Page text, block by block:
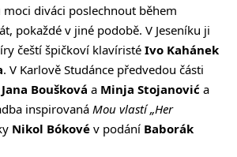
diváci poslechnout během
pokaždé v jiné podobě. V Jeseníku ji
čeští špičkoví klavíristé Ivo Kahánek
. V Karlově Studánce předvedou části
Jana Boušková a Minja Stojanović a
inspirovaná Mou vlastí „Her
Nikol Bókové v podání Baborák